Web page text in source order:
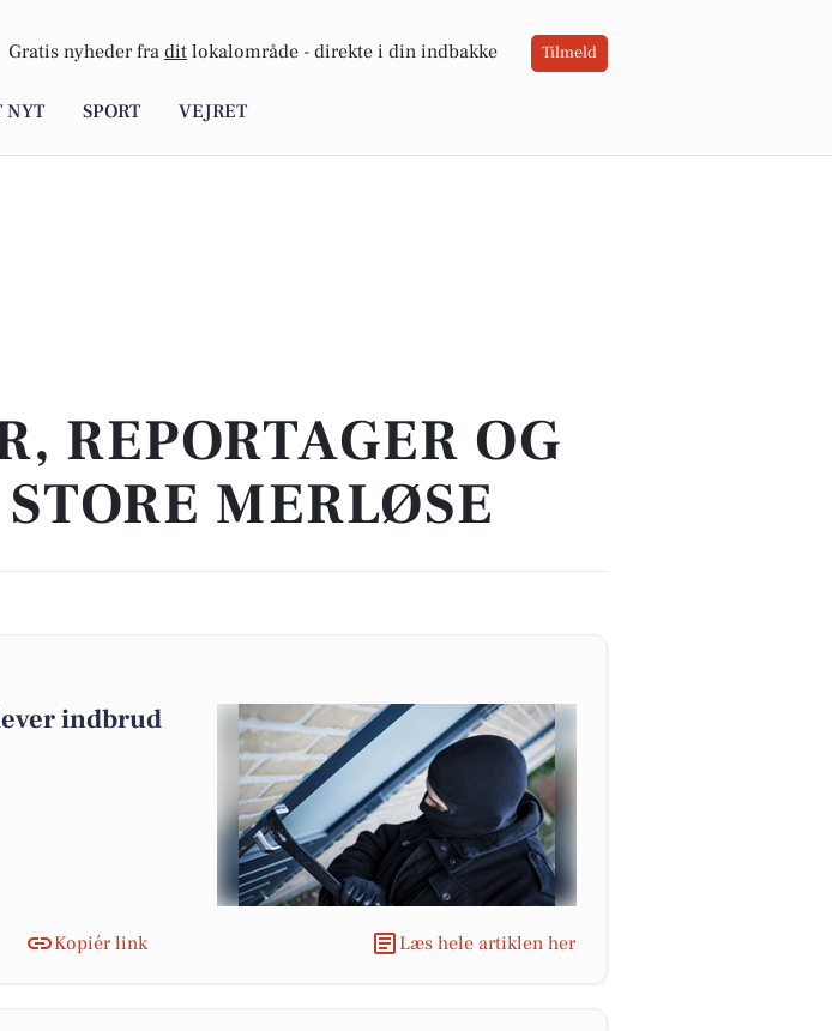
Gratis nyheder fra dit lokalområde - direkte i din indbakke Tilmeld
NYT SPORT VEJRET
REPORTAGER OG
MERLØSE
indbrud
Kopiér link Læs hele artiklen her